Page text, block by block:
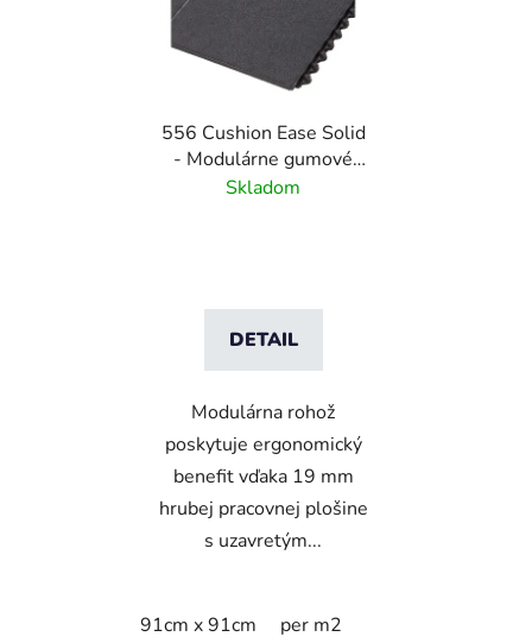
556 Cushion Ease Solid
- Modulárne gumové
dlaždice pre ťažkú
Skladom
DETAIL
Modulárna rohož
poskytuje ergonomický
benefit vďaka 19 mm
hrubej pracovnej plošine
s uzavretým...
91cm x 91cm per m2